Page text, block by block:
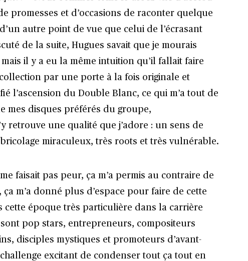
promesses et d’occasions de raconter quelque
autre point de vue que celui de l’écrasant
de la suite, Hugues savait que je mourais
il y a eu la même intuition qu’il fallait faire
par une porte à la fois originale et
l’ascension du Double Blanc, ce qui m’a tout de
mes disques préférés du groupe,
retrouve une qualité que j’adore : un sens de
bricolage miraculeux, très roots et très vulnérable.
faisait pas peur, ça m’a permis au contraire de
m’a donné plus d’espace pour faire de cette
cette époque très particulière dans la carrière
sont pop stars, entrepreneurs, compositeurs
disciples mystiques et promoteurs d’avant-
excitant de condenser tout ça tout en